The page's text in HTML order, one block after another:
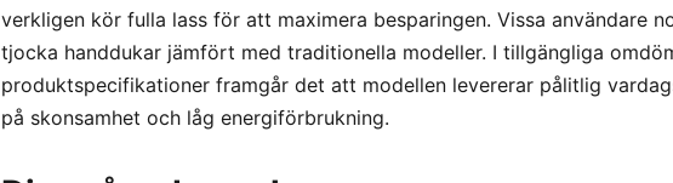
verkligen kör fulla lass för att maximera besparingen. Vissa användare
tjocka handdukar jämfört med traditionella modeller. I tillgängliga
produktspecifikationer framgår det att modellen levererar pålitlig
på skonsamhet och låg energiförbrukning.